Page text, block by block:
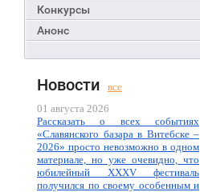
Конкурсы
Анонс
Новости
все
01 августа 2026
Рассказать о всех событиях
«Славянского базара в Витебске –
2026» просто невозможно в одном
материале, но уже очевидно, что
юбилейный XXXV фестиваль
получился по своему особенным и